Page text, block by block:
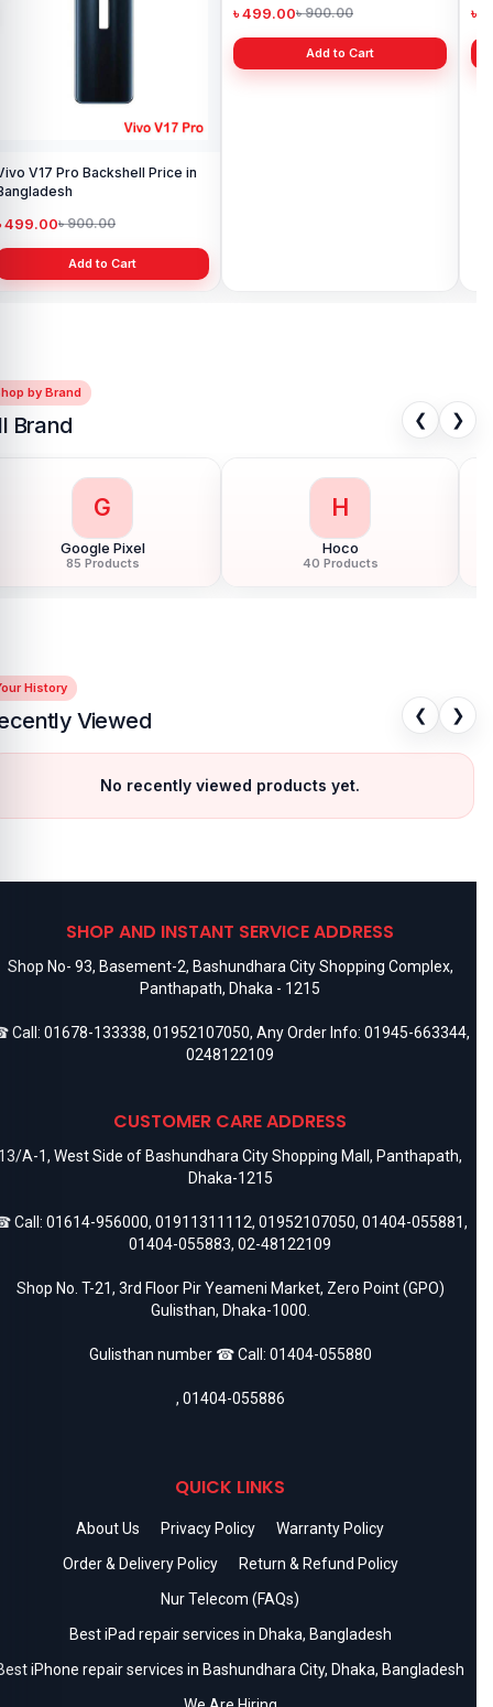
V17 Pro Backshell Price in
499.00৳ 900.00
Add to Cart
by Brand
Brand ❮ ❯
G
Google Pixel
85 Products
H
Hoco
40 Products
History
Viewed ❮ ❯
No recently viewed products yet.
SHOP AND INSTANT SERVICE ADDRESS
Shop No- 93, Basement-2, Bashundhara City Shopping Complex,
Panthapath, Dhaka - 1215
Call: 01678-133338, 01952107050, Any Order Info: 01945-663344,
0248122109
CUSTOMER CARE ADDRESS
A-1, West Side of Bashundhara City Shopping Mall, Panthapath,
Dhaka-1215
Call: 01614-956000, 01911311112, 01952107050, 01404-055881,
01404-055883, 02-48122109
Shop No. T-21, 3rd Floor Pir Yeameni Market, Zero Point (GPO)
Gulisthan, Dhaka-1000.
Gulisthan number ☎ Call: 01404-055880
, 01404-055886
QUICK LINKS
About Us Privacy Policy
Warranty Policy
Order & Delivery Policy
Return & Refund Policy
Nur Telecom (FAQs)
Best iPad repair services in Dhaka, Bangladesh
iPhone repair services in Bashundhara City, Dhaka, Bangladesh